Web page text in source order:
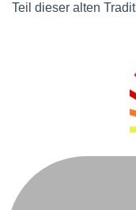
Teil dieser alten